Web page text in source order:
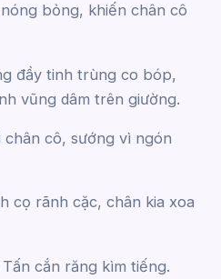
bỏng, khiến chân cô
đầy tinh trùng co bóp,
vũng dâm trên giường.
cô, sướng vì ngón
cọ rãnh cặc, chân kia xoa
cắn răng kìm tiếng.